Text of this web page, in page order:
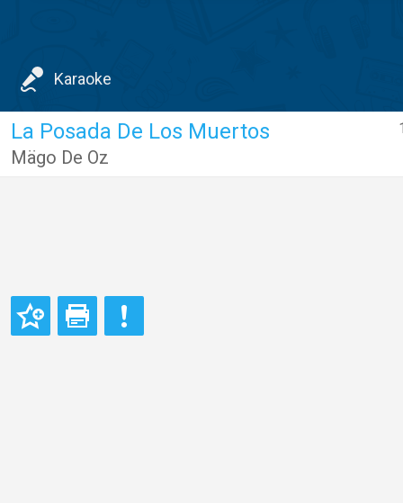
Karaoke
La Posada De Los Muertos
Mägo De Oz